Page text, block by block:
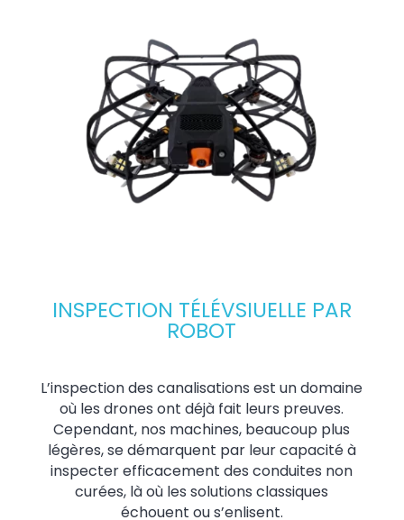
INSPECTION TÉLÉVSIUELLE PAR
ROBOT
L’inspection des canalisations est un domaine
où les drones ont déjà fait leurs preuves.
Cependant, nos machines, beaucoup plus
légères, se démarquent par leur capacité à
inspecter efficacement des conduites non
curées, là où les solutions classiques
échouent ou s’enlisent.